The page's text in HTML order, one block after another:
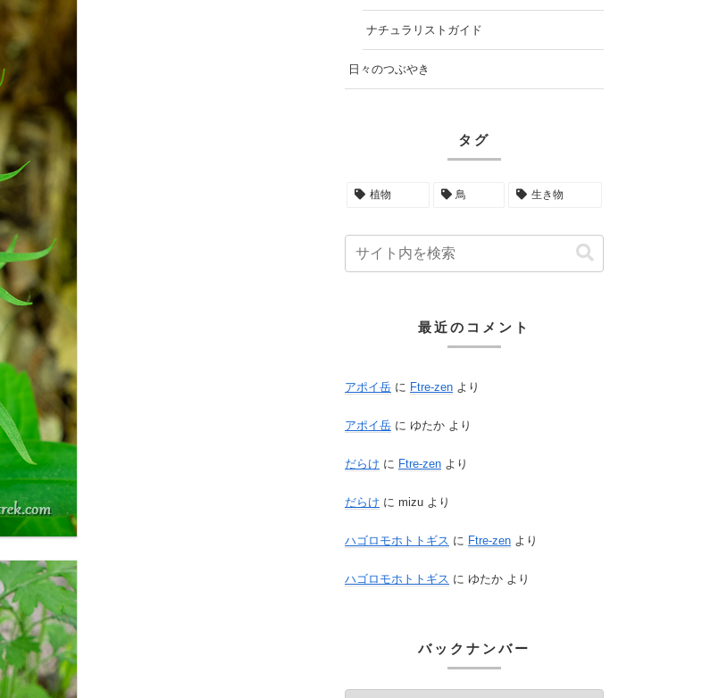
ナチュラリストガイド
日々のつぶやき
タグ
植物 鳥 生き物
最近のコメント
アポイ岳 に Ftre-zen より
アポイ岳 に ゆたか より
だらけ に Ftre-zen より
だらけ に mizu より
ハゴロモホトトギス に Ftre-zen より
ハゴロモホトトギス に ゆたか より
バックナンバー